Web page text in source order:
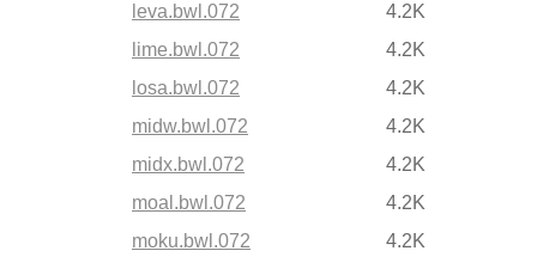
leva.bwl.072
4.2K
lime.bwl.072
4.2K
losa.bwl.072
4.2K
midw.bwl.072
4.2K
midx.bwl.072
4.2K
moal.bwl.072
4.2K
moku.bwl.072
4.2K